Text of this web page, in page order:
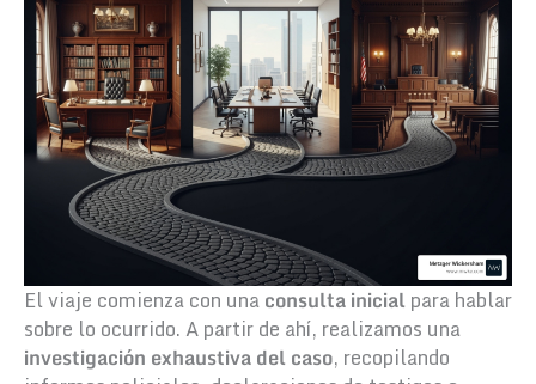
El viaje comienza con unaconsulta inicialpara hablar
sobre lo ocurrido. A partir de ahí, realizamos una
investigación exhaustiva del caso, recopilando